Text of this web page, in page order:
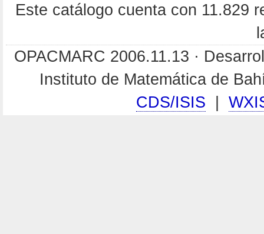
Este catálogo cuenta con 11.829
OPACMARC 2006.11.13 ·
Instituto de Matemática de
CDS/ISIS